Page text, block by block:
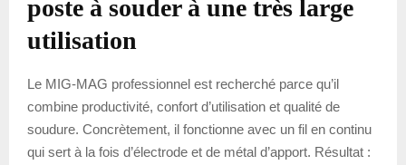
poste à souder à une très large
utilisation
Le MIG-MAG professionnel est recherché parce qu’il
combine productivité, confort d’utilisation et qualité de
soudure. Concrètement, il fonctionne avec un fil en continu
qui sert à la fois d’électrode et de métal d’apport. Résultat :